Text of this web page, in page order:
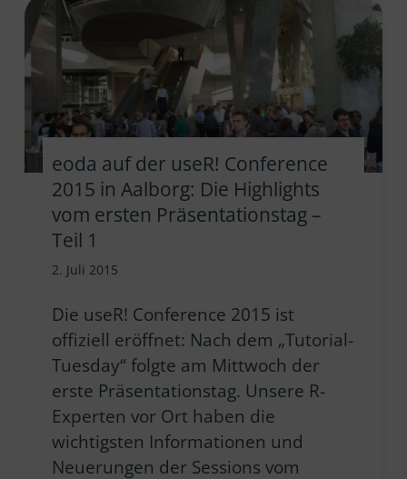
eoda auf der useR! Conference
2015 in Aalborg: Die Highlights
vom ersten Präsentationstag –
Teil 1
2. Juli 2015
Die useR! Conference 2015 ist
offiziell eröffnet: Nach dem „Tutorial-
Tuesday“ folgte am Mittwoch der
erste Präsentationstag. Unsere R-
Experten vor Ort haben die
wichtigsten Informationen und
Neuerungen der Sessions vom